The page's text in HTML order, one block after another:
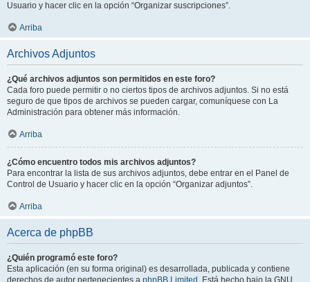
Usuario y hacer clic en la opción “Organizar suscripciones”.
Arriba
Archivos Adjuntos
¿Qué archivos adjuntos son permitidos en este foro?
Cada foro puede permitir o no ciertos tipos de archivos adjuntos. Si no está
seguro de que tipos de archivos se pueden cargar, comuníquese con La
Administración para obtener más información.
Arriba
¿Cómo encuentro todos mis archivos adjuntos?
Para encontrar la lista de sus archivos adjuntos, debe entrar en el Panel de
Control de Usuario y hacer clic en la opción “Organizar adjuntos”.
Arriba
Acerca de phpBB
¿Quién programó este foro?
Esta aplicación (en su forma original) es desarrollada, publicada y contiene
derechos de autor pertenecientes a phpBB Limited . Está hecho bajo la GNU